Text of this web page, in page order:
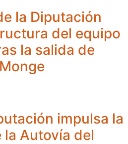
la Diputación
del equipo
la salida de
impulsa la
Autovía del